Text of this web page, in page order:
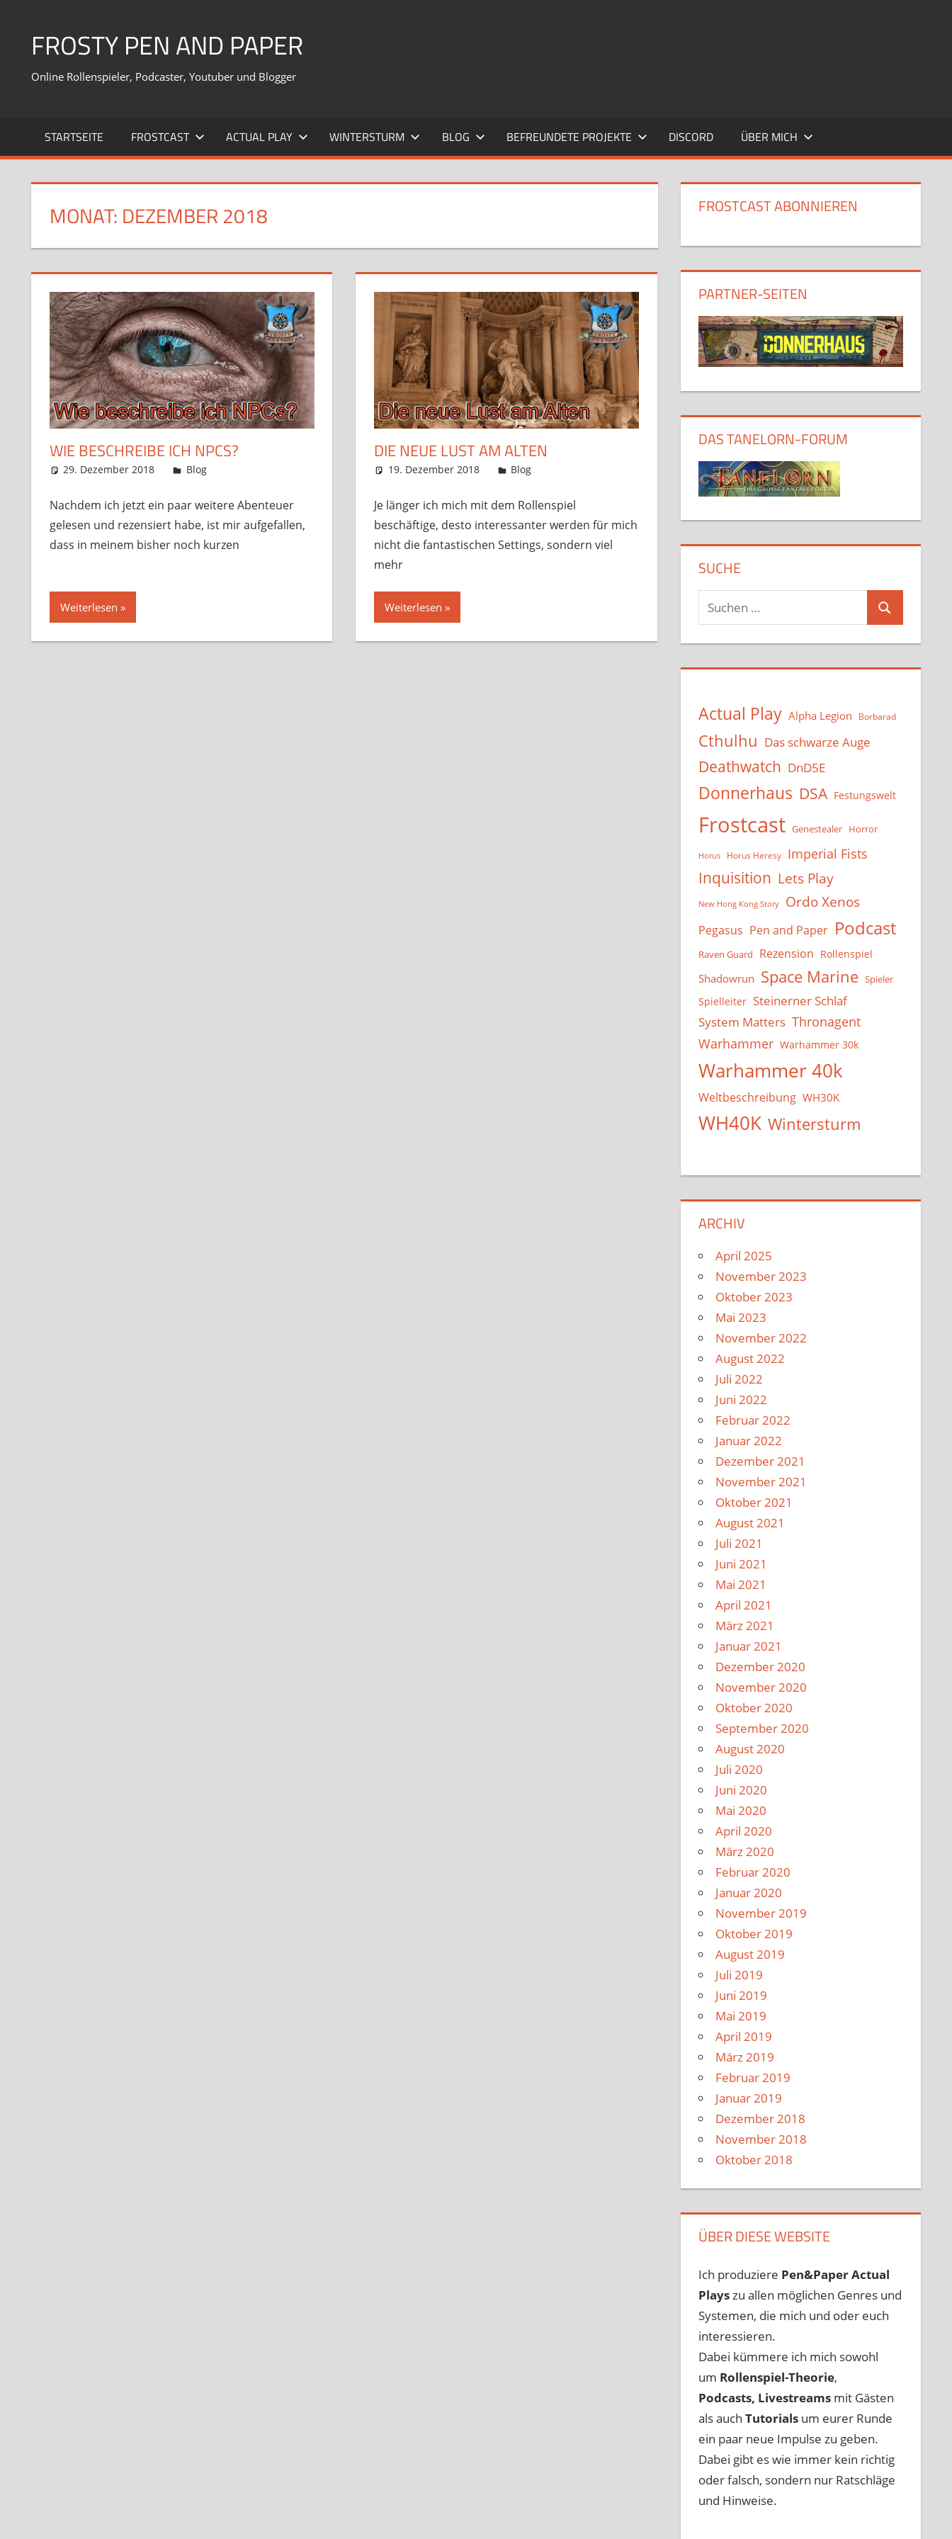
springenFROSTY PEN AND PAPER
Online Rollenspieler, Podcaster, Youtuber und Blogger
STARTSEITE FROSTCAST ACTUAL PLAY WINTERSTURM BLOG BEFREUNDETE PROJEKTE DISCORD ÜBER MICH
MONAT: DEZEMBER 2018
WIE BESCHREIBE ICH NPCS?
29. Dezember 2018 Frosty
Blog
Nachdem ich jetzt ein paar weitere Abenteuer
gelesen und rezensiert habe, ist mir aufgefallen,
dass in meinem bisher noch kurzen
Weiterlesen
DIE NEUE LUST AM ALTEN
19. Dezember 2018 Frosty
Blog
Je länger ich mich mit dem Rollenspiel
beschäftige, desto interessanter werden für mich
nicht die fantastischen Settings, sondern viel
mehr
Weiterlesen
FROSTCAST ABONNIEREN
PARTNER-SEITEN
DAS TANELORN-FORUM
SUCHE
Suchen
nach:
Suchen
Actual Play Alpha Legion Borbarad
Cthulhu Das schwarze Auge
Deathwatch DnD5E
Donnerhaus DSA Festungswelt
Frostcast Genestealer Horror
Horus Horus Heresy Imperial Fists
Inquisition Lets Play
New Hong Kong Story Ordo Xenos
Pegasus Pen and Paper Podcast
Raven Guard Rezension Rollenspiel
Shadowrun Space Marine Spieler
Spielleiter Steinerner Schlaf
System Matters Thronagent
Warhammer Warhammer 30k
Warhammer 40k
Weltbeschreibung WH30K
WH40K Wintersturm
ARCHIV
April 2025
November 2023
Oktober 2023
Mai 2023
November 2022
August 2022
Juli 2022
Juni 2022
Februar 2022
Januar 2022
Dezember 2021
November 2021
Oktober 2021
August 2021
Juli 2021
Juni 2021
Mai 2021
April 2021
März 2021
Januar 2021
Dezember 2020
November 2020
Oktober 2020
September 2020
August 2020
Juli 2020
Juni 2020
Mai 2020
April 2020
März 2020
Februar 2020
Januar 2020
November 2019
Oktober 2019
August 2019
Juli 2019
Juni 2019
Mai 2019
April 2019
März 2019
Februar 2019
Januar 2019
Dezember 2018
November 2018
Oktober 2018
ÜBER DIESE WEBSITE
Ich produziere Pen&PaperActual
Playszu allen möglichen Genres und
Systemen, die mich und oder euch
interessieren.
Dabei kümmere ich mich sowohl
um Rollenspiel-Theorie,
Podcasts, Livestreams mit Gästen
als auchTutorials um eurer Runde
ein paar neue Impulse zu geben.
Dabei gibt es wie immer kein richtig
oder falsch, sondern nur Ratschläge
und Hinweise.